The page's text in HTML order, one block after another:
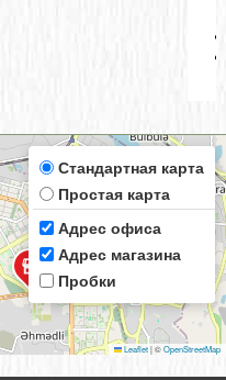
Стандартная карта
Простая карта
Адрес офиса
Адрес магазина
Пробки
Leaflet|©OpenStreetMap